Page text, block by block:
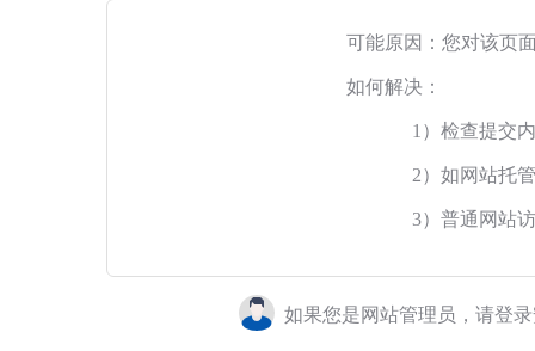
可能原因：您对该页
如何解决：
1）检查提交
2）如网站托
3）普通网站
如果您是网站管理员，请登